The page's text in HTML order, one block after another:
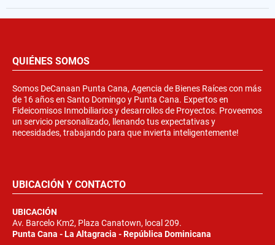
QUIÉNES SOMOS
Somos DeCanaan Punta Cana, Agencia de Bienes Raíces con más
de 16 años en Santo Domingo y Punta Cana. Expertos en
Fideicomisos Inmobiliarios y desarrollos de Proyectos. Proveemos
un servicio personalizado, llenando tus expectativas y
necesidades, trabajando para que invierta inteligentemente!
UBICACIÓN Y CONTACTO
UBICACIÓN
Av. Barcelo Km2, Plaza Canatown, local 209.
Punta Cana - La Altagracia - República Dominicana